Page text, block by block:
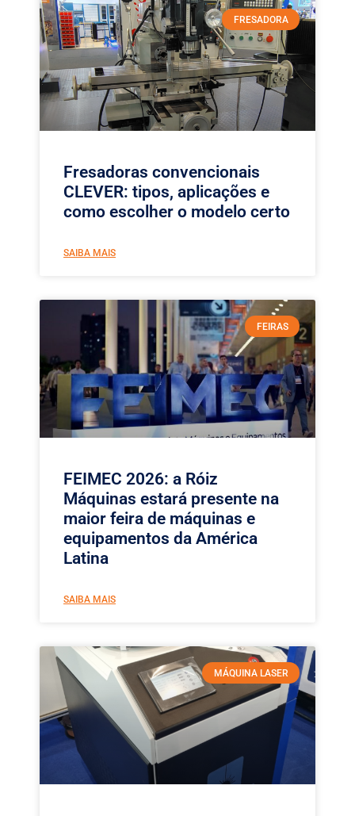
FRESADORA
Fresadoras convencionais
CLEVER: tipos, aplicações e
como escolher o modelo certo
SAIBA MAIS
FEIRAS
FEIMEC 2026: a Róiz
Máquinas estará presente na
maior feira de máquinas e
equipamentos da América
Latina
SAIBA MAIS
MÁQUINA LASER